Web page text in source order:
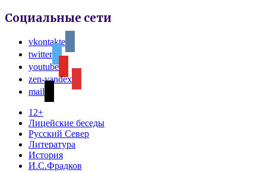
Социальные сети
vkontakte
twitter
youtube
zen-yandex
mail
12+
Лицейские беседы
Русский Север
Литература
История
И.С.Фрадков